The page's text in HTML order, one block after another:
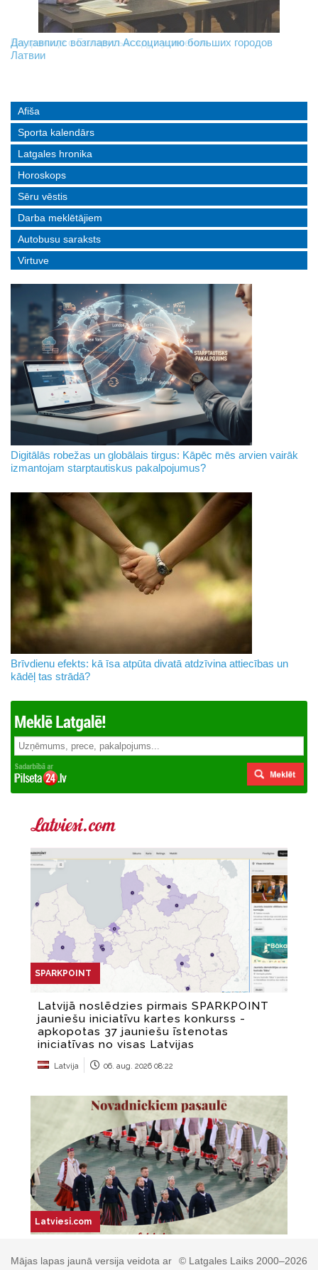
На границе с Беларусью ждут усиления
Даугавпилс возглавил Ассоциацию больших городов
Латвии
Инвалидность — не приговор: «Mediastrims» расскажет
реальные истории людей с ограниченными возможностями
Afiša
Sporta kalendārs
Latgales hronika
Horoskops
Sēru vēstis
Darba meklētājiem
Autobusu saraksts
Virtuve
Digitālās robežas un globālais tirgus: Kāpēc mēs arvien vairāk
izmantojam starptautiskus pakalpojumus?
Brīvdienu efekts: kā īsa atpūta divatā atdzīvina attiecības un
kādēļ tas strādā?
© Latgales Laiks 2000–2026
Mājas lapas jaunā versija veidota ar